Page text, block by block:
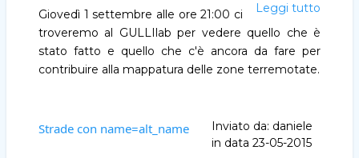
Leggi tutto
Giovedì 1 settembre alle ore 21:00 ci
troveremo al GULLIlab per vedere quello che è
stato fatto e quello che c'è ancora da fare per
contribuire alla mappatura delle zone terremotate.
Strade con name=alt_name Inviato da: daniele
in data 23-05-2015